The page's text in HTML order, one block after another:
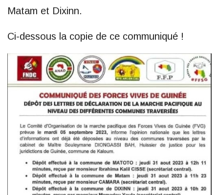
Matam et Dixinn.
Ci-dessous la copie de ce communiqué !